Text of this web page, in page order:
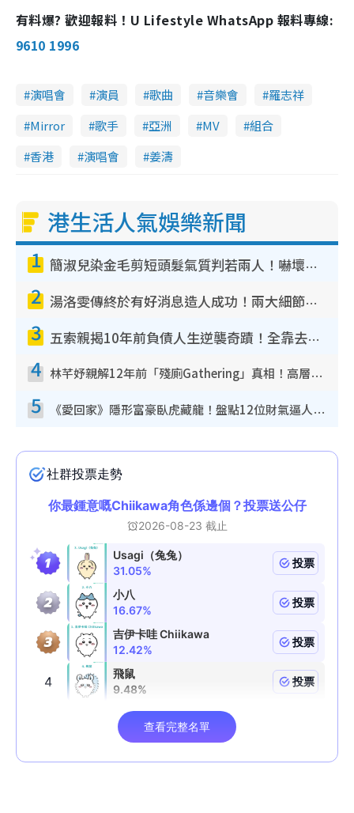
有料爆? 歡迎報料！U Lifestyle WhatsApp 報料專線:
9610 1996
演唱會 演員 歌曲 音樂會
羅志祥
Mirror
歌手 亞洲 MV
組合
香港
演唱會 姜濤
港生活人氣娛樂新聞
1 簡淑兒染金毛剪短頭髮氣質判若兩人！嚇壞老公麥大力都認唔出：「你做咩事？」
2 湯洛雯傳終於有好消息造人成功！兩大細節曝孕味極濃惹猜測：大肚婆先會咁！
3 五索親揭10年前負債人生逆襲奇蹟！全靠去一地方轉運後即遇上馬先生
4 林芊妤親解12年前「殘廁Gathering」真相！高層解約一句話重創尊嚴至今拒返TVB
5 《愛回家》隱形富豪臥虎藏龍！盤點12位財氣逼人的有錢藝人：呢位靚女3億身家唔憂做